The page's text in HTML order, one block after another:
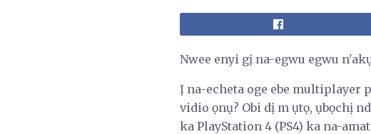
Nwee enyi gị na-egwu egwu
Ị na-echeta oge ebe multiplayer
vidio ọnụ? Obi dị m ụtọ, ụbọchị
ka PlayStation 4 (PS4) ka na-